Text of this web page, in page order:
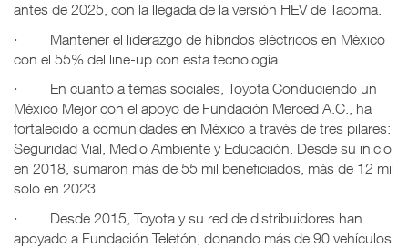
antes de 2025, con la llegada de la versión HEV de Tacoma.
· Mantener el liderazgo de híbridos eléctricos en México
con el 55% del line-up con esta tecnología.
· En cuanto a temas sociales, Toyota Conduciendo un
México Mejor con el apoyo de Fundación Merced A.C., ha
fortalecido a comunidades en México a través de tres pilares:
Seguridad Vial, Medio Ambiente y Educación. Desde su inicio
en 2018, sumaron más de 55 mil beneficiados, más de 12 mil
solo en 2023.
· Desde 2015, Toyota y su red de distribuidores han
apoyado a Fundación Teletón, donando más de 90 vehículos